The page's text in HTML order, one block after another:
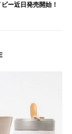
ー近日発売開始！